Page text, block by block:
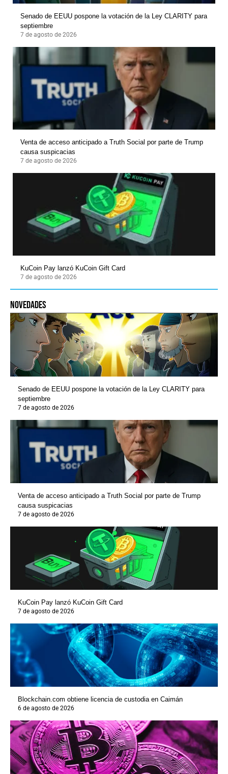
Senado de EEUU pospone la votación de la Ley CLARITY para
septiembre
7 de agosto de 2026
Venta de acceso anticipado a Truth Social por parte de Trump
causa suspicacias
7 de agosto de 2026
KuCoin Pay lanzó KuCoin Gift Card
7 de agosto de 2026
novedades
Senado de EEUU pospone la votación de la Ley CLARITY para
septiembre
7 de agosto de 2026
Venta de acceso anticipado a Truth Social por parte de Trump
causa suspicacias
7 de agosto de 2026
KuCoin Pay lanzó KuCoin Gift Card
7 de agosto de 2026
Blockchain.com obtiene licencia de custodia en Caimán
6 de agosto de 2026